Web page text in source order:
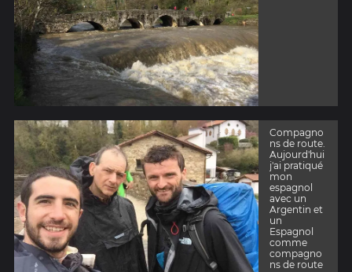
Compagno
ns de route.
Aujourd'hui
j'ai pratiqué
mon
espagnol
avec un
Argentin et
un
Espagnol
comme
compagno
ns de route